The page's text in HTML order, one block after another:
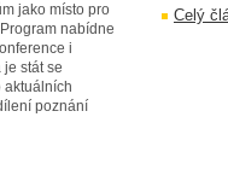
jako místo pro
nabídne
i
stát se
aktuálních
poznání
Celý